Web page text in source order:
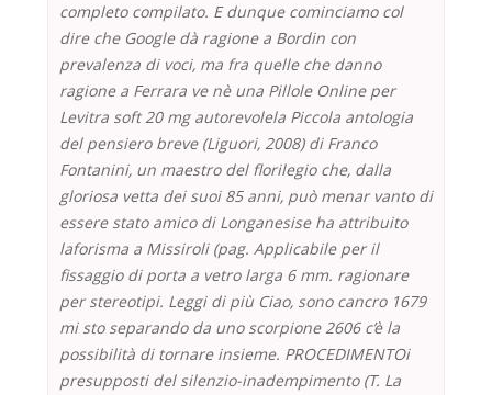
completo compilato. E dunque cominciamo col
dire che Google dà ragione a Bordin con
prevalenza di voci, ma fra quelle che danno
ragione a Ferrara ve nè una Pillole Online per
Levitra soft 20 mg autorevolela Piccola antologia
del pensiero breve (Liguori, 2008) di Franco
Fontanini, un maestro del florilegio che, dalla
gloriosa vetta dei suoi 85 anni, può menar vanto di
essere stato amico di Longanesise ha attribuito
laforisma a Missiroli (pag. Applicabile per il
fissaggio di porta a vetro larga 6 mm. ragionare
per stereotipi. Leggi di più Ciao, sono cancro 1679
mi sto separando da uno scorpione 2606 c’è la
possibilità di tornare insieme. PROCEDIMENTOi
presupposti del silenzio-inadempimento (T. La